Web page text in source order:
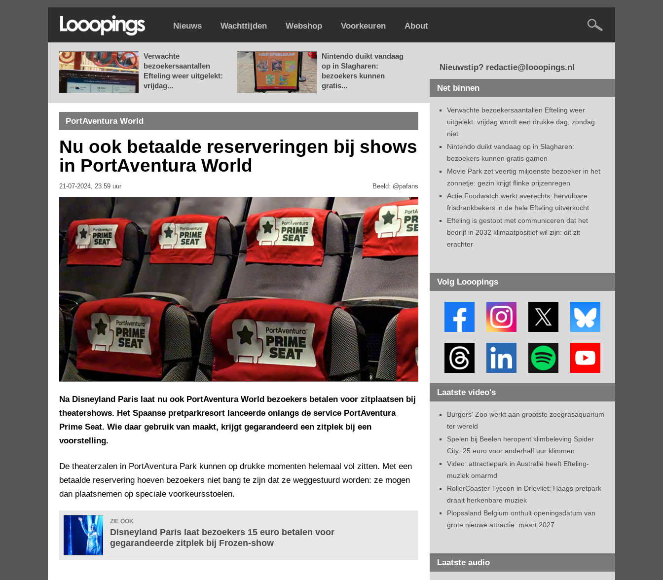
Nieuws Wachttijden Webshop Voorkeuren About
Verwachte
bezoekersaantallen
Efteling weer uitgelekt:
vrijdag...
Nintendo duikt vandaag
op in Slagharen:
bezoekers kunnen
gratis...
PortAventura World
Nu ook betaalde reserveringen bij shows
in PortAventura World
21-07-2024, 23.59 uur Beeld: @pafans
Na Disneyland Paris laat nu ook PortAventura World bezoekers betalen voor zitplaatsen bij
theatershows. Het Spaanse pretparkresort lanceerde onlangs de service PortAventura
Prime Seat. Wie daar gebruik van maakt, krijgt gegarandeerd een zitplek bij een
voorstelling.
De theaterzalen in PortAventura Park kunnen op drukke momenten helemaal vol zitten. Met een
betaalde reservering hoeven bezoekers niet bang te zijn dat ze weggestuurd worden: ze mogen
dan plaatsnemen op speciale voorkeursstoelen.
ZIE OOK
Disneyland Paris laat bezoekers 15 euro betalen voor
gegarandeerde zitplek bij Frozen-show
Nieuwstip? redactie@looopings.nl
Net binnen
Verwachte bezoekersaantallen Efteling weer
uitgelekt: vrijdag wordt een drukke dag, zondag
niet
Nintendo duikt vandaag op in Slagharen:
bezoekers kunnen gratis gamen
Movie Park zet veertig miljoenste bezoeker in het
zonnetje: gezin krijgt flinke prijzenregen
Actie Foodwatch werkt averechts: hervulbare
frisdrankbekers in de hele Efteling uitverkocht
Efteling is gestopt met communiceren dat het
bedrijf in 2032 klimaatpositief wil zijn: dit zit
erachter
Volg Looopings
Laatste video's
Burgers' Zoo werkt aan grootste zeegrasaquarium
ter wereld
Spelen bij Beelen heropent klimbeleving Spider
City: 25 euro voor anderhalf uur klimmen
Video: attractiepark in Australië heeft Efteling-
muziek omarmd
RollerCoaster Tycoon in Drievliet: Haags pretpark
draait herkenbare muziek
Plopsaland Belgium onthult openingsdatum van
grote nieuwe attractie: maart 2027
Laatste audio